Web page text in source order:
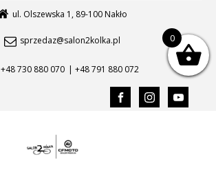
ul. Olszewska 1, 89-100 Nakło
sprzedaz@salon2kolka.pl
+48 730 880 070 | +48 791 880 072
0